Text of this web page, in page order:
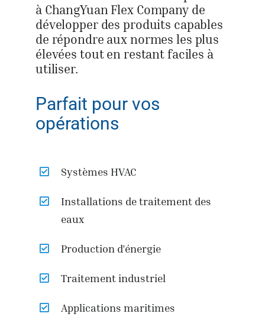
à ChangYuan Flex Company de
développer des produits capables
de répondre aux normes les plus
élevées tout en restant faciles à
utiliser.
Parfait pour vos
opérations
Systèmes HVAC
Installations de traitement des
eaux
Production d’énergie
Traitement industriel
Applications maritimes